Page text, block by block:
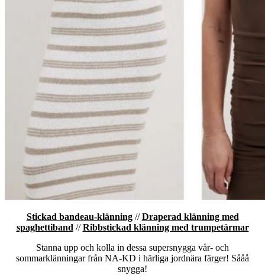
Stickad bandeau-klänning//Draperad klänning med
spaghettiband//Ribbstickad klänning med trumpetärmar
Stanna upp och kolla in dessa supersnygga vår- och
sommarklänningar från NA-KD i härliga jordnära färger! Sååå
snygga!